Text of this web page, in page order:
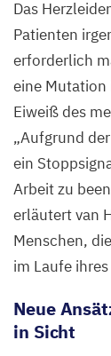
der
neuen
Mikroproteine
(rot)
den
Mitochondrien
(grün)
zu
finden
ist.
gelbe
Bereich
Das
Patienten
erforderlich
eine
Eiweiß des
„Aufgrund
ein
Arbeit zu
erläutert van
Menschen,
im Laufe
Neue
in Sicht